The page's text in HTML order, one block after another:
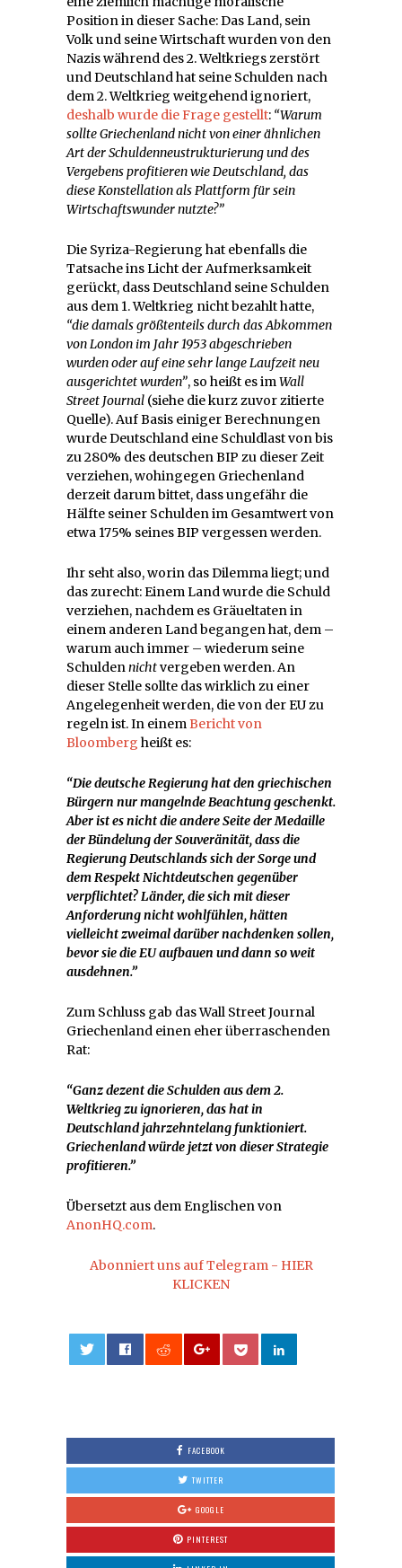
Position in dieser Sache: Das Land, sein
Volk und seine Wirtschaft wurden von den
Nazis während des 2. Weltkriegs zerstört
und Deutschland hat seine Schulden nach
dem 2. Weltkrieg weitgehend ignoriert,
deshalb wurde die Frage gestellt: “Warum
sollte Griechenland nicht von einer ähnlichen
Art der Schuldenneustrukturierung und des
Vergebens profitieren wie Deutschland, das
diese Konstellation als Plattform für sein
Wirtschaftswunder nutzte?”
Die Syriza-Regierung hat ebenfalls die
Tatsache ins Licht der Aufmerksamkeit
gerückt, dass Deutschland seine Schulden
aus dem 1. Weltkrieg nicht bezahlt hatte,
“die damals größtenteils durch das Abkommen
von London im Jahr 1953 abgeschrieben
wurden oder auf eine sehr lange Laufzeit neu
ausgerichtet wurden”, so heißt es imWall
Street Journal (siehe die kurz zuvor zitierte
Quelle). Auf Basis einiger Berechnungen
wurde Deutschland eine Schuldlast von bis
zu 280% des deutschen BIP zu dieser Zeit
verziehen, wohingegen Griechenland
derzeit darum bittet, dass ungefähr die
Hälfte seiner Schulden im Gesamtwert von
etwa 175% seines BIP vergessen werden.
Ihr seht also, worin das Dilemma liegt; und
das zurecht: Einem Land wurde die Schuld
verziehen, nachdem es Gräueltaten in
einem anderen Land begangen hat, dem –
warum auch immer – wiederum seine
Schuldennichtvergeben werden. An
dieser Stelle sollte das wirklich zu einer
Angelegenheit werden, die von der EU zu
regeln ist. In einemBericht von
Bloomberg heißt es:
“Die deutsche Regierung hat den griechischen
Bürgern nur mangelnde Beachtung geschenkt.
Aber ist es nicht die andere Seite der Medaille
der Bündelung der Souveränität, dass die
Regierung Deutschlands sich der Sorge und
dem Respekt Nichtdeutschen gegenüber
verpflichtet? Länder, die sich mit dieser
Anforderung nicht wohlfühlen, hätten
vielleicht zweimal darüber nachdenken sollen,
bevor sie die EU aufbauen und dann so weit
ausdehnen.”
Zum Schluss gab das Wall Street Journal
Griechenland einen eher überraschenden
Rat:
“Ganz dezent die Schulden aus dem 2.
Weltkrieg zu ignorieren, das hat in
Deutschland jahrzehntelang funktioniert.
Griechenland würde jetzt von dieser Strategie
profitieren.”
Übersetzt aus dem Englischen von
AnonHQ.com.
Abonniert uns auf Telegram - HIER
KLICKEN
FACEBOOK
TWITTER
GOOGLE
PINTEREST